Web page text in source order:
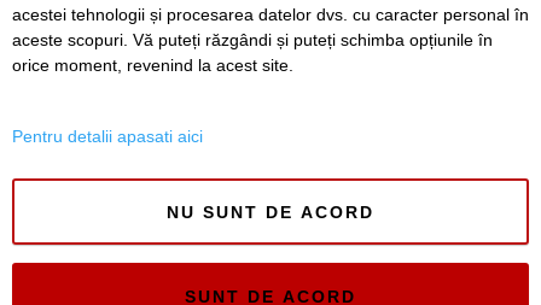
SERVICII Redactia
Folosinta Cookie-urilor
acestei tehnologii și procesarea datelor dvs. cu caracter personal în
aceste scopuri. Vă puteți răzgândi și puteți schimba opțiunile în
orice moment, revenind la acest site.
Pentru detalii apasati aici
NU SUNT DE ACORD
SUNT DE ACORD